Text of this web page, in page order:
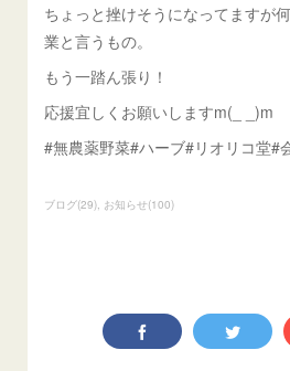
ちょっと挫けそうになってますが
業と言うもの。
もう一踏ん張り！
応援宜しくお願いしますm(_ _)m
#無農薬野菜#ハーブ#リオリコ堂#
ブログ(29) お知らせ(100)